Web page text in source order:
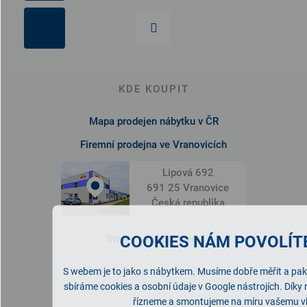
COOKIES NÁM
S webem je to jako s nábytkem. Musíme dobře měřit a
sbíráme cookies a osobní údaje v Google nástrojích. Díky
řízneme a smontujeme na míru vašemu
KDE KOUPIT
Mapa prodejen nábytku v ČR
Firemní prodejna ve Vranovicích
Lipová 692
691 25 Vranovice
Česká republika
Staňte se prodejcem
NABÍDKA NÁBYTKU